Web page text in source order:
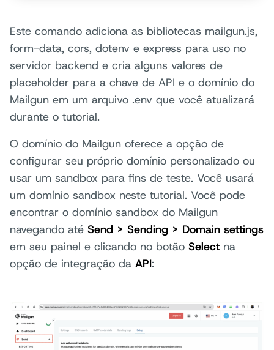
Este comando adiciona as bibliotecas mailgun.js,
form-data, cors, dotenv e express para uso no
servidor backend e cria alguns valores de
placeholder para a chave de API e o domínio do
Mailgun em um arquivo .env que você atualizará
durante o tutorial.
O domínio do Mailgun oferece a opção de
configurar seu próprio domínio personalizado ou
usar um sandbox para fins de teste. Você usará
um domínio sandbox neste tutorial. Você pode
encontrar o domínio sandbox do Mailgun
navegando até Send > Sending > Domain settings
em seu painel e clicando no botão Selectna
opção de integração da API: